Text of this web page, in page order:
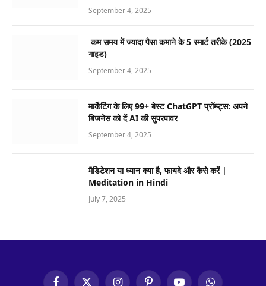
September 4, 2025
कम समय में ज्यादा पैसा कमाने के 5 स्मार्ट तरीके (2025
गाइड)
September 4, 2025
मार्केटिंग के लिए 99+ बेस्ट ChatGPT प्रॉम्प्ट्स: अपने
बिजनेस को दें AI की सुपरपावर
September 4, 2025
मैडिटेशन या ध्यान क्या है, फायदे और कैसे करें |
Meditation in Hindi
July 7, 2025